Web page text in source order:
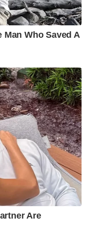
Man Who Saved A
Are